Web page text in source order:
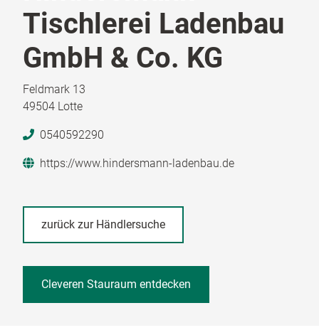
Tischlerei Ladenbau
GmbH & Co. KG
Feldmark 13
49504 Lotte
0540592290
https://www.hindersmann-ladenbau.de
zurück zur Händlersuche
Cleveren Stauraum entdecken